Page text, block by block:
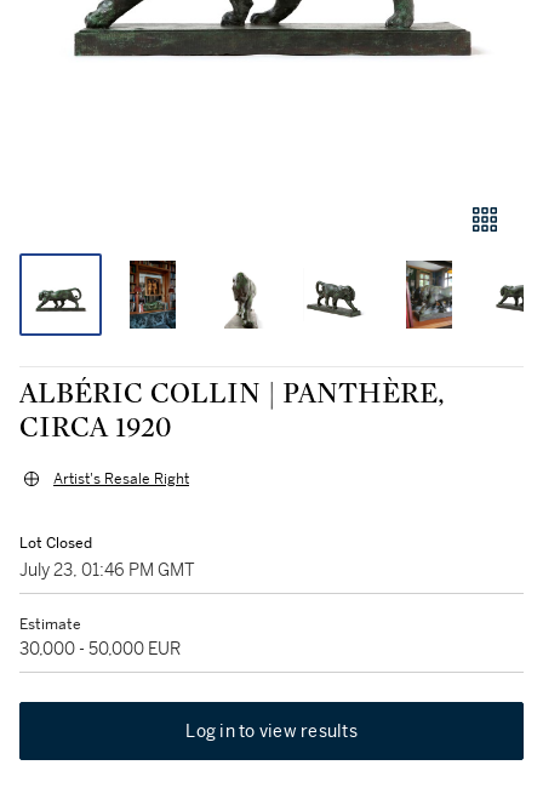
ALBÉRIC COLLIN | PANTHÈRE,
CIRCA 1920
Artist's Resale Right
Lot Closed
July 23, 01:46 PM GMT
Estimate
30,000 - 50,000 EUR
Log in to view results